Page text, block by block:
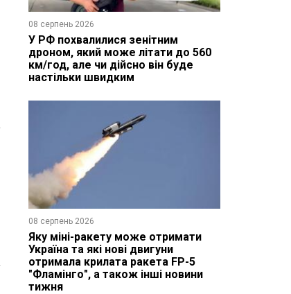
08 серпень 2026
У РФ похвалилися зенітним
дроном, який може літати до 560
км/год, але чи дійсно він буде
настільки швидким
08 серпень 2026
Яку міні-ракету може отримати
Україна та які нові двигуни
отримала крилата ракета FP-5
"Фламінго", а також інші новини
тижня